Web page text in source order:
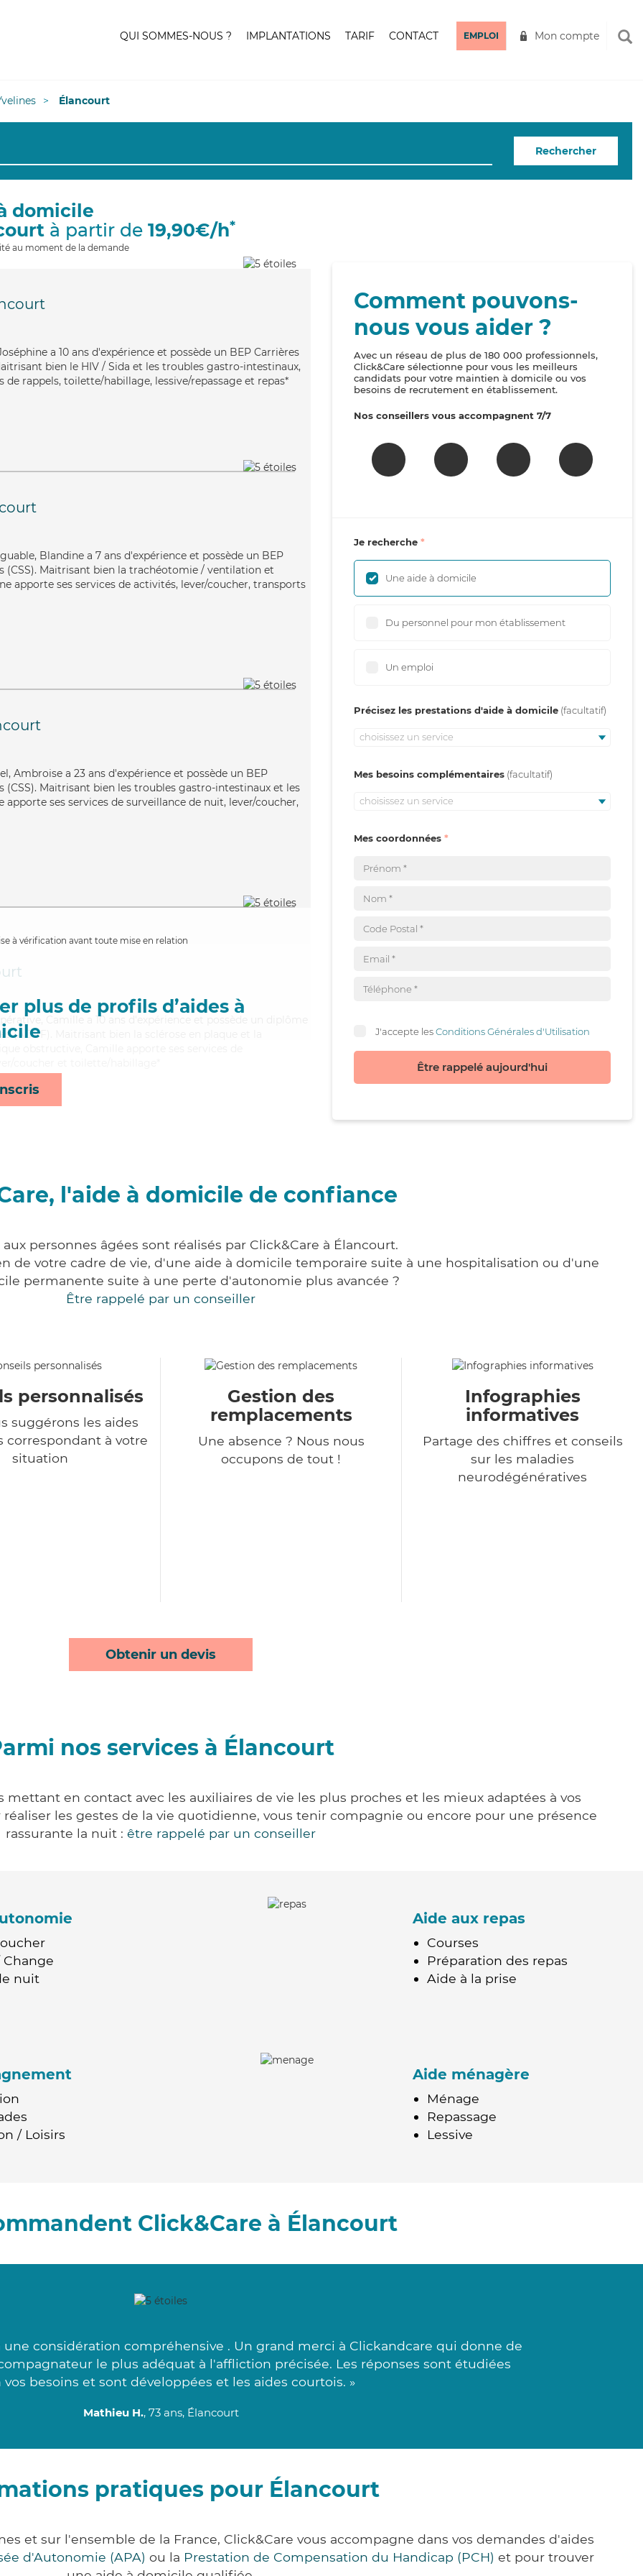
QUI SOMMES-NOUS ? IMPLANTATIONS TARIF CONTACT EMPLOI Mon compte
Élancourt
Rechercher
domicile
à partir de 19,90€/h*
au moment de la demande
a 10 ans d'expérience et possède un BEP Carrières
bien le HIV / Sida et les troubles gastro-intestinaux,
de rappels, toilette/habillage, lessive/repassage et repas*
Blandine a 7 ans d'expérience et possède un BEP
(CSS). Maitrisant bien la trachéotomie / ventilation et
apporte ses services de activités, lever/coucher, transports
Ambroise a 23 ans d'expérience et possède un BEP
(CSS). Maitrisant bien les troubles gastro-intestinaux et les
ses services de surveillance de nuit, lever/coucher,
à vérification avant toute mise en relation
plus de profils d’aides à
Camille a 10 ans d'expérience et possède un diplôme
(ADVF). Maitrisant bien la sclérose en plaque et la
Comment pouvons-
nous vous aider ?
Avec un réseau de plus de 180 000 professionnels,
Click&Care sélectionne pour vous les meilleurs
candidats pour votre maintien à domicile ou vos
besoins de recrutement en établissement.
Nos conseillers vous accompagnent 7/7
Je recherche
Une aide à domicile
Du personnel pour mon établissement
Un emploi
Précisez les prestations d'aide à domicile
choisissez un service
Mes besoins complémentaires
choisissez un service
Mes coordonnées
J'accepte lesConditions Générales d'Utilisation
Être rappelé aujourd'hui
l'aide à domicile de confiance
aux personnes âgées sont réalisés par Click&Care à Élancourt.
de votre cadre de vie, d'une aide à domicile temporaire suite à une hospitalisation ou d'une
permanente suite à une perte d'autonomie plus avancée ?
Être rappelé par un conseiller
personnalisés
suggérons les aides
correspondant à votre
situation
Gestion des
remplacements
Une absence ? Nous nous
occupons de tout !
Infographies
informatives
Partage des chiffres et conseils
sur les maladies
neurodégénératives
Obtenir un devis
nos services à Élancourt
en contact avec les auxiliaires de vie les plus proches et les mieux adaptées à vos
les gestes de la vie quotidienne, vous tenir compagnie ou encore pour une présence
rassurante la nuit : être rappelé par un conseiller
nuit
Aide aux repas
Courses
Préparation des repas
Aide à la prise
/ Loisirs
Aide ménagère
Ménage
Repassage
Lessive
Click&Care à Élancourt
considération compréhensive . Un grand merci à Clickandcare qui donne de
le plus adéquat à l'affliction précisée. Les réponses sont étudiées
vos besoins et sont développées et les aides courtois. »
Mathieu H., 73 ans, Élancourt
pratiques pour Élancourt
et sur l'ensemble de la France, Click&Care vous accompagne dans vos demandes d'aides
d'Autonomie (APA) ou la Prestation de Compensation du Handicap (PCH) et pour trouver